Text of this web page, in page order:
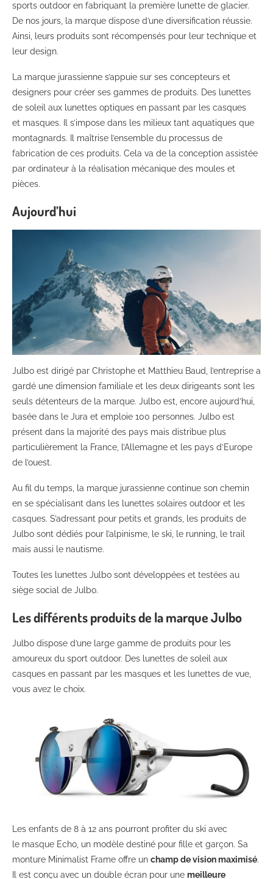
sports outdoor en fabriquant la première lunette de glacier.
De nos jours, la marque dispose d’une diversification réussie.
Ainsi, leurs produits sont récompensés pour leur technique et
leur design.
La marque jurassienne s’appuie sur ses concepteurs et
designers pour créer ses gammes de produits. Des lunettes
de soleil aux lunettes optiques en passant par les casques
et masques. Il s’impose dans les milieux tant aquatiques que
montagnards. Il maîtrise l’ensemble du processus de
fabrication de ces produits. Cela va de la conception assistée
par ordinateur à la réalisation mécanique des moules et
pièces.
Aujourd’hui
Julbo est dirigé par Christophe et Matthieu Baud, l’entreprise a
gardé une dimension familiale et les deux dirigeants sont les
seuls détenteurs de la marque. Julbo est, encore aujourd’hui,
basée dans le Jura et emploie 100 personnes. Julbo est
présent dans la majorité des pays mais distribue plus
particulièrement la France, l’Allemagne et les pays d’Europe
de l’ouest.
Au fil du temps, la marque jurassienne continue son chemin
en se spécialisant dans les lunettes solaires outdoor et les
casques. S’adressant pour petits et grands, les produits de
Julbo sont dédiés pour l’alpinisme, le ski, le running, le trail
mais aussi le nautisme.
Toutes les lunettes Julbo sont développées et testées au
siège social de Julbo.
Les différents produits de la marque Julbo
Julbo dispose d’une large gamme de produits pour les
amoureux du sport outdoor. Des lunettes de soleil aux
casques en passant par les masques et les lunettes de vue,
vous avez le choix.
Les enfants de 8 à 12 ans pourront profiter du ski avec
le masque Echo, un modèle destiné pour fille et garçon. Sa
monture Minimalist Frame offre un champ de vision maximisé.
Il est conçu avec un double écran pour une meilleure